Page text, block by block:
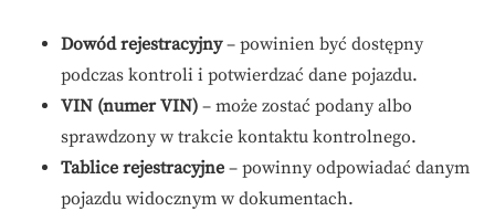
Dowód rejestracyjny– powinien być dostępny
podczas kontroli i potwierdzać dane pojazdu.
VIN (numer VIN) – może zostać podany albo
sprawdzony w trakcie kontaktu kontrolnego.
Tablice rejestracyjne – powinny odpowiadać danym
pojazdu widocznym w dokumentach.